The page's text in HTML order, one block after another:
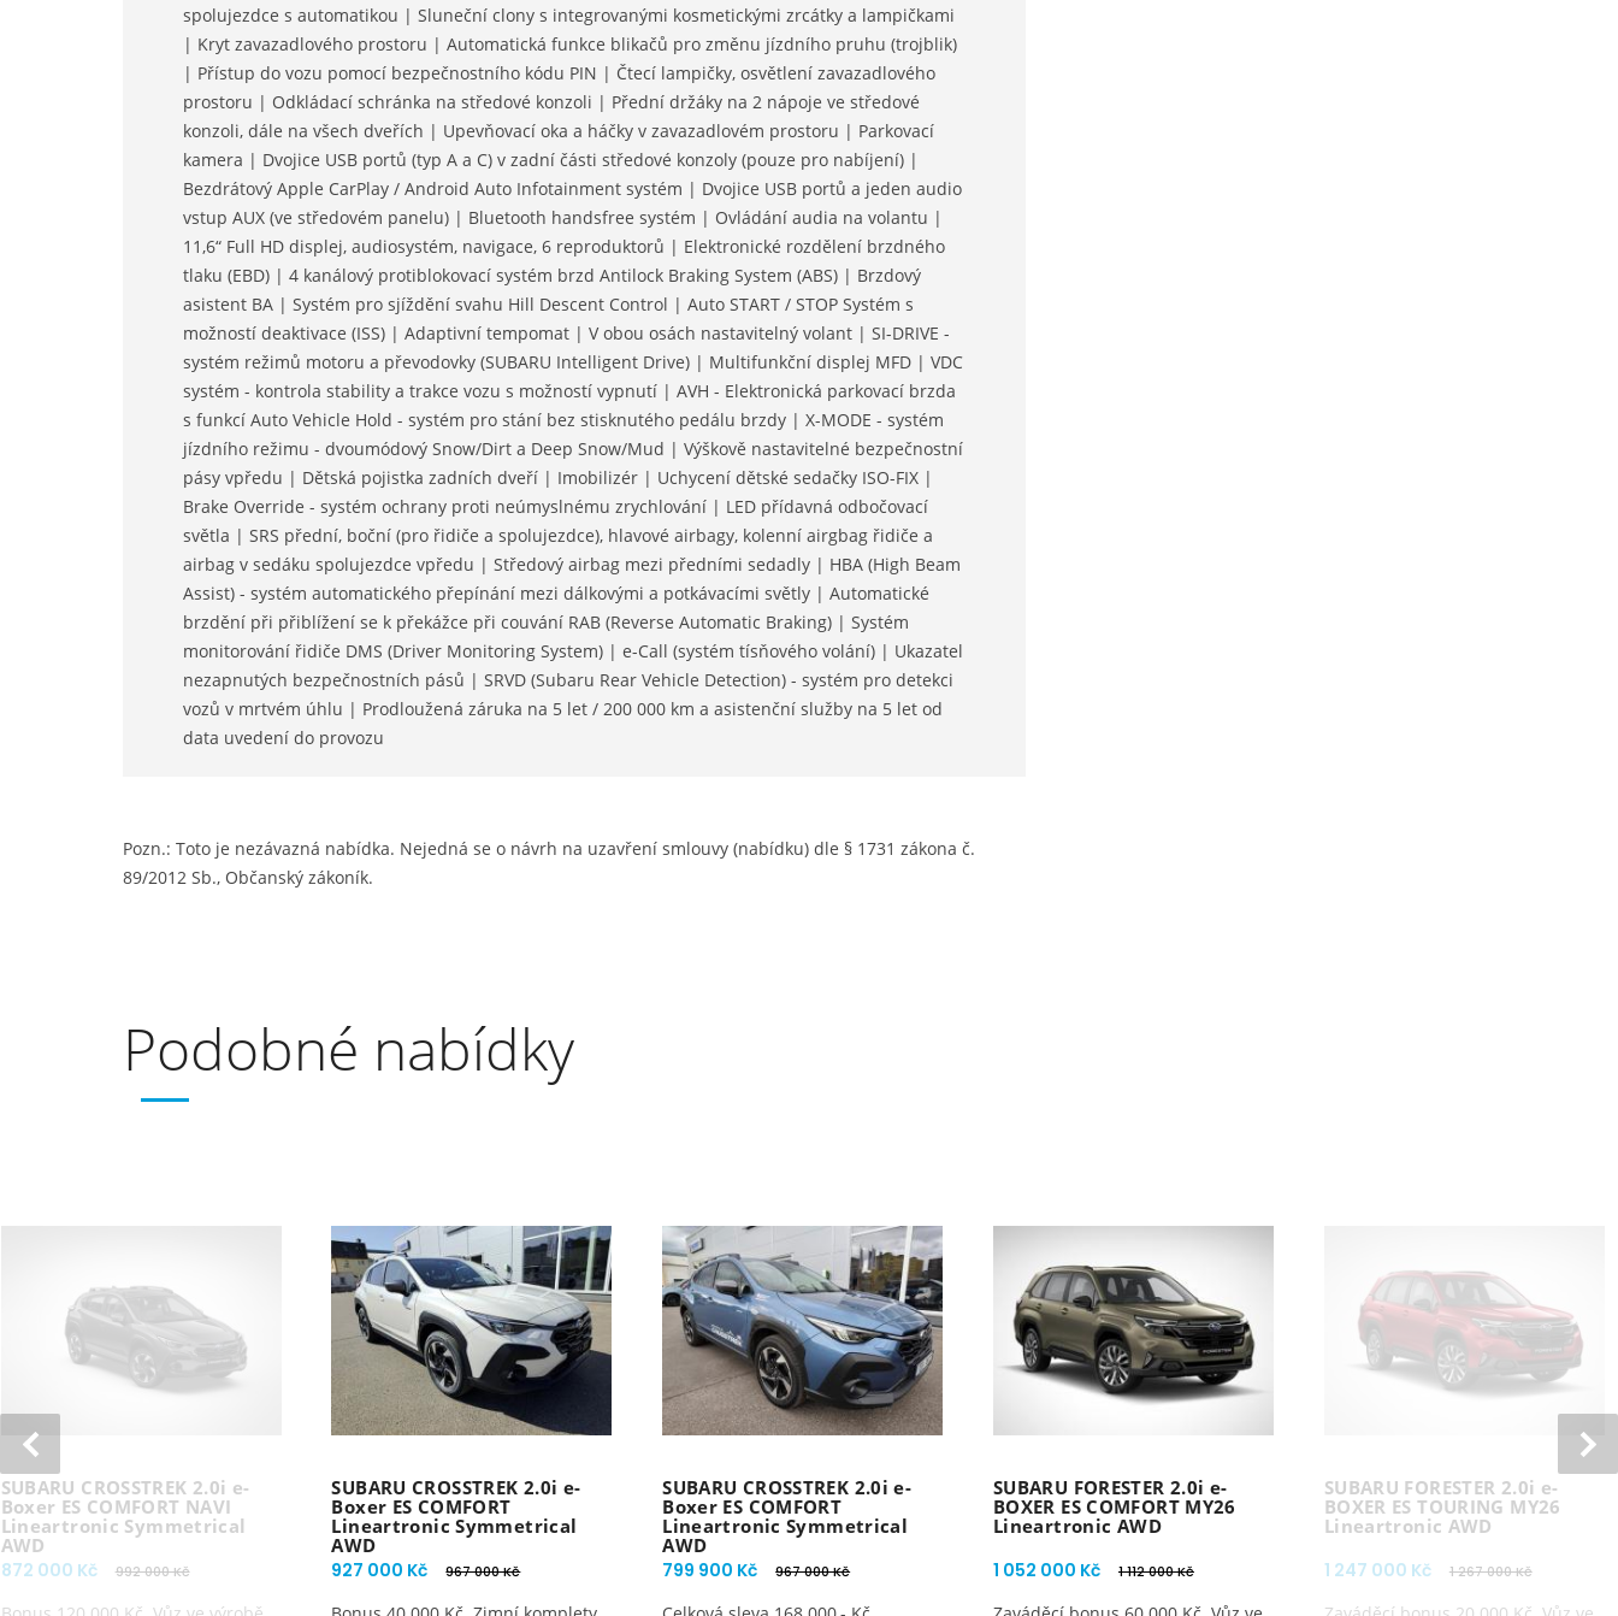
spolujezdce s automatikou | Sluneční clony s integrovanými kosmetickými zrcátky a lampičkami
| Kryt zavazadlového prostoru | Automatická funkce blikačů pro změnu jízdního pruhu (trojblik)
| Přístup do vozu pomocí bezpečnostního kódu PIN | Čtecí lampičky, osvětlení zavazadlového
prostoru | Odkládací schránka na středové konzoli | Přední držáky na 2 nápoje ve středové
konzoli, dále na všech dveřích | Upevňovací oka a háčky v zavazadlovém prostoru | Parkovací
kamera | Dvojice USB portů (typ A a C) v zadní části středové konzoly (pouze pro nabíjení) |
Bezdrátový Apple CarPlay / Android Auto Infotainment systém | Dvojice USB portů a jeden audio
vstup AUX (ve středovém panelu) | Bluetooth handsfree systém | Ovládání audia na volantu |
11,6“ Full HD displej, audiosystém, navigace, 6 reproduktorů | Elektronické rozdělení brzdného
tlaku (EBD) | 4 kanálový protiblokovací systém brzd Antilock Braking System (ABS) | Brzdový
asistent BA | Systém pro sjíždění svahu Hill Descent Control | Auto START / STOP Systém s
možností deaktivace (ISS) | Adaptivní tempomat | V obou osách nastavitelný volant | SI-DRIVE -
systém režimů motoru a převodovky (SUBARU Intelligent Drive) | Multifunkční displej MFD | VDC
systém - kontrola stability a trakce vozu s možností vypnutí | AVH - Elektronická parkovací brzda
s funkcí Auto Vehicle Hold - systém pro stání bez stisknutého pedálu brzdy | X-MODE - systém
jízdního režimu - dvoumódový Snow/Dirt a Deep Snow/Mud | Výškově nastavitelné bezpečnostní
pásy vpředu | Dětská pojistka zadních dveří | Imobilizér | Uchycení dětské sedačky ISO-FIX |
Brake Override - systém ochrany proti neúmyslnému zrychlování | LED přídavná odbočovací
světla | SRS přední, boční (pro řidiče a spolujezdce), hlavové airbagy, kolenní airgbag řidiče a
airbag v sedáku spolujezdce vpředu | Středový airbag mezi předními sedadly | HBA (High Beam
Assist) - systém automatického přepínání mezi dálkovými a potkávacími světly | Automatické
brzdění při přiblížení se k překážce při couvání RAB (Reverse Automatic Braking) | Systém
monitorování řidiče DMS (Driver Monitoring System) | e-Call (systém tísňového volání) | Ukazatel
nezapnutých bezpečnostních pásů | SRVD (Subaru Rear Vehicle Detection) - systém pro detekci
vozů v mrtvém úhlu | Prodloužená záruka na 5 let / 200 000 km a asistenční služby na 5 let od
data uvedení do provozu
Pozn.: Toto je nezávazná nabídka. Nejedná se o návrh na uzavření smlouvy (nabídku) dle § 1731 zákona č.
89/2012 Sb., Občanský zákoník.
Podobné nabídky
SUBARU CROSSTREK 2.0i e-
Boxer ES COMFORT NAVI
Lineartronic Symmetrical
AWD
872 000 Kč
992 000 Kč
SUBARU CROSSTREK 2.0i e-
Boxer ES COMFORT
Lineartronic Symmetrical
AWD
927 000 Kč
967 000 Kč
SUBARU CROSSTREK 2.0i e-
Boxer ES COMFORT
Lineartronic Symmetrical
AWD
799 900 Kč
967 000 Kč
SUBARU FORESTER 2.0i e-
BOXER ES COMFORT MY26
Lineartronic AWD
1 052 000 Kč
1 112 000 Kč
SUBARU FORESTER 2.0i e-
BOXER ES TOURING MY26
Lineartronic AWD
1 247 000 Kč
1 267 000 Kč